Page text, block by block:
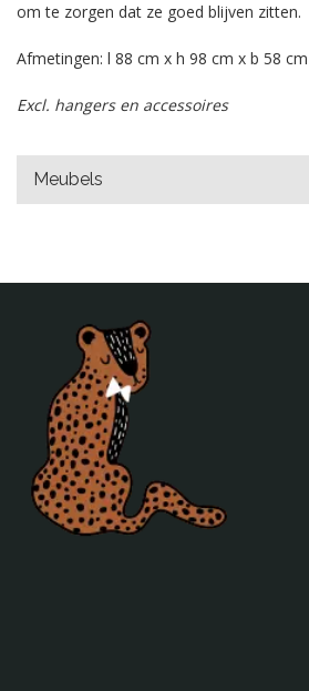
om te zorgen dat ze goed blijven zitten.
Afmetingen: l 88 cm x h 98 cm x b 58 cm
Excl. hangers en accessoires
Meubels